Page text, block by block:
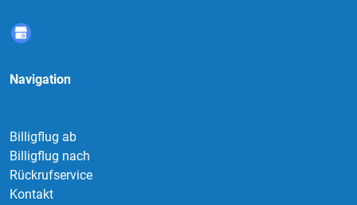
Navigation
Billigflug ab
Billigflug nach
Rückrufservice
Kontakt